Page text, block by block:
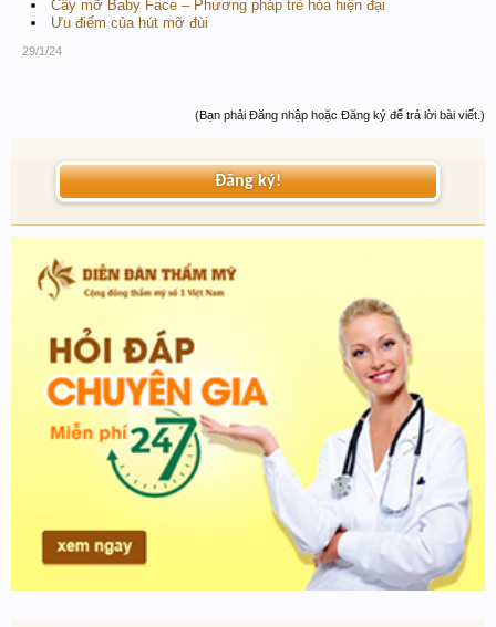
Cấy mỡ Baby Face – Phương pháp trẻ hóa hiện đại
Ưu điểm của hút mỡ đùi
29/1/24
(Bạn phải Đăng nhập hoặc Đăng ký để trả lời bài viết.)
Đăng ký!